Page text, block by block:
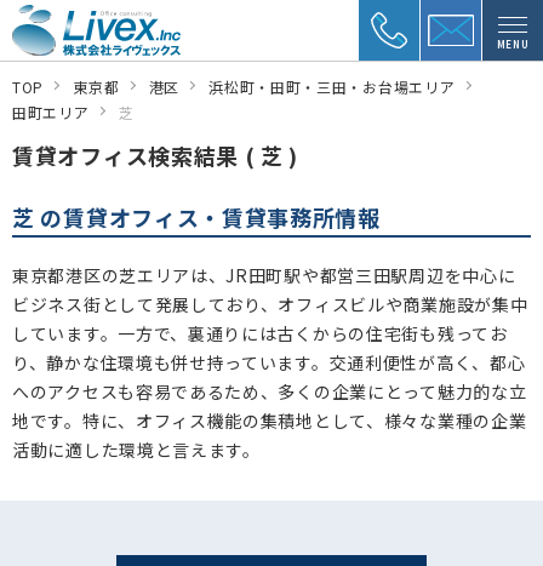
MENU
TOP 東京都 港区
浜松町・田町・三田・お台場エリア
田町エリア
芝
賃貸オフィス検索結果 ( 芝 )
芝 の賃貸オフィス・賃貸事務所情報
東京都港区の芝エリアは、JR田町駅や都営三田駅周辺を中心に
ビジネス街として発展しており、オフィスビルや商業施設が集中
しています。一方で、裏通りには古くからの住宅街も残ってお
り、静かな住環境も併せ持っています。交通利便性が高く、都心
へのアクセスも容易であるため、多くの企業にとって魅力的な立
地です。特に、オフィス機能の集積地として、様々な業種の企業
活動に適した環境と言えます。